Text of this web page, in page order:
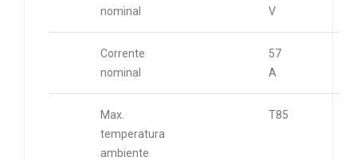
nominal
V
Corrente
nominal
57
A
Max.
temperatura
ambiente
T85